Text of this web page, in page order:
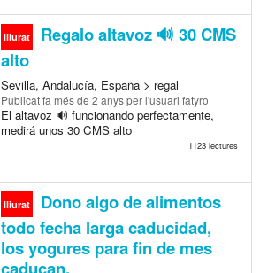
lliurat
Regalo altavoz 🔊 30 CMS
alto
Sevilla, Andalucía, España > regal
Publicatfa més de 2 anysper l'usuari fatyro
El altavoz 🔊 funcionando perfectamente,
medirá unos 30 CMS alto
1123 lectures
lliurat
Dono algo de alimentos
todo fecha larga caducidad,
los yogures para fin de mes
caducan.